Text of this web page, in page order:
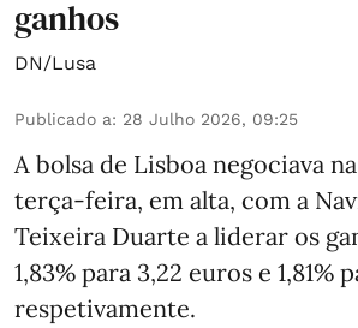
ganhos
DN/Lusa
Publicado a: 28 Julho 2026, 09:25
A bolsa de Lisboa negociava
terça-feira, em alta, com a
Teixeira Duarte a liderar os
1,83% para 3,22 euros e 1,81%
respetivamente.